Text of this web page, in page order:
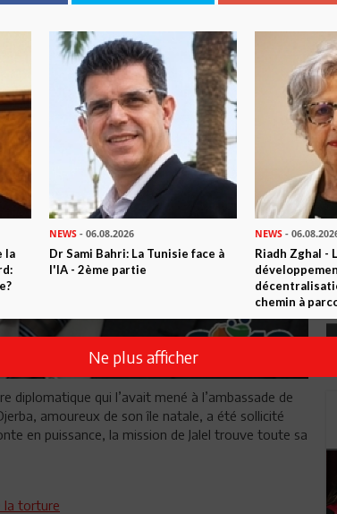
diplomatique qui l’avait mené à l’ambassade de
amoureux de son île natale, a été sollicité
en puissance, la mission de Jalel trouve toute sa
la torture
la
NEWS - 06.08.2026
Dr Sami Bahri: La Tunisie face à
l'IA - 2ème partie
NEWS-
Riadh Zghal -
chemin à
Ne plus afficher